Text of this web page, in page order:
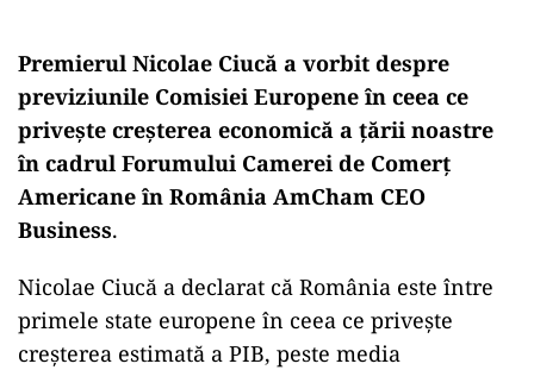
Premierul Nicolae Ciucă a vorbit despre
previziunile Comisiei Europene în ceea ce
privește creșterea economică a țării noastre
în cadrul Forumului Camerei de Comerţ
Americane în România AmCham CEO
Business.
Nicolae Ciucă a declarat că România este între
primele state europene în ceea ce priveşte
creşterea estimată a PIB, peste media